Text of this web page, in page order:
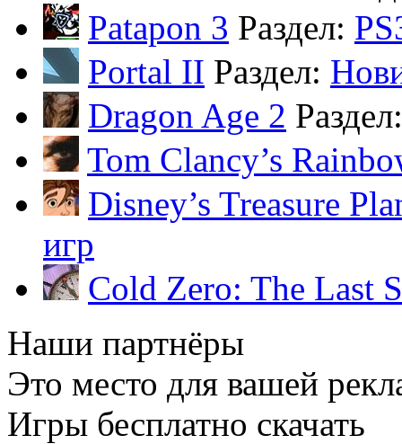
Patapon 3 Раздел:
Portal II Раздел:
Dragon Age 2
Tom Clancy’s
Disney’s Treasure
игр
Cold Zero: The Last
Наши партнёры
Это место для вашей
Игры бесплатно скачать